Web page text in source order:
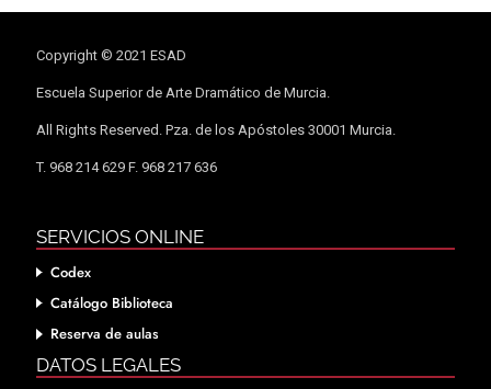
Copyright © 2021 ESAD
Escuela Superior de Arte Dramático de Murcia.
All Rights Reserved. Pza. de los Apóstoles 30001 Murcia.
T. 968 214 629 F. 968 217 636
SERVICIOS ONLINE
Codex
Catálogo Biblioteca
Reserva de aulas
DATOS LEGALES